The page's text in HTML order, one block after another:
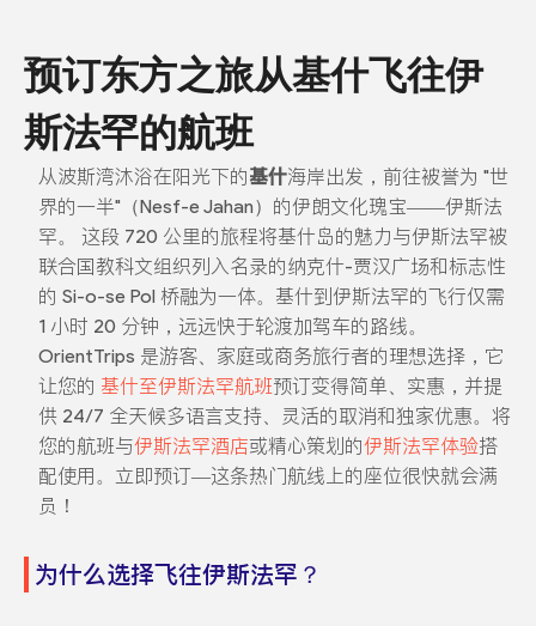
预订东方之旅从基什飞往伊
斯法罕的航班
从波斯湾沐浴在阳光下的基什海岸出发，前往被誉为 "世
界的一半"（Nesf-e Jahan）的伊朗文化瑰宝——伊斯法
罕。 这段 720 公里的旅程将基什岛的魅力与伊斯法罕被
联合国教科文组织列入名录的纳克什-贾汉广场和标志性
的 Si-o-se Pol 桥融为一体。基什到伊斯法罕的飞行仅需
1 小时 20 分钟，远远快于轮渡加驾车的路线。
OrientTrips 是游客、家庭或商务旅行者的理想选择，它
让您的 基什至伊斯法罕航班预订变得简单、实惠，并提
供 24/7 全天候多语言支持、灵活的取消和独家优惠。将
您的航班与伊斯法罕酒店或精心策划的伊斯法罕体验搭
配使用。立即预订—这条热门航线上的座位很快就会满
员！
为什么选择飞往伊斯法罕？